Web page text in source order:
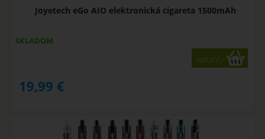
Joyetech eGo AIO elektronická cigareta 1500mAh
SKLADOM
varianty
19,99 €